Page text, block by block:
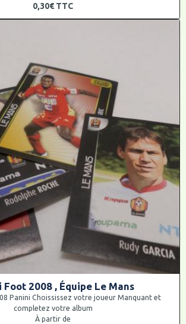
0,30€ TTC
Panini Foot 2008 , Équipe Le Mans
Panini Choississez votre joueur Manquant et
completez votre album
À partir de